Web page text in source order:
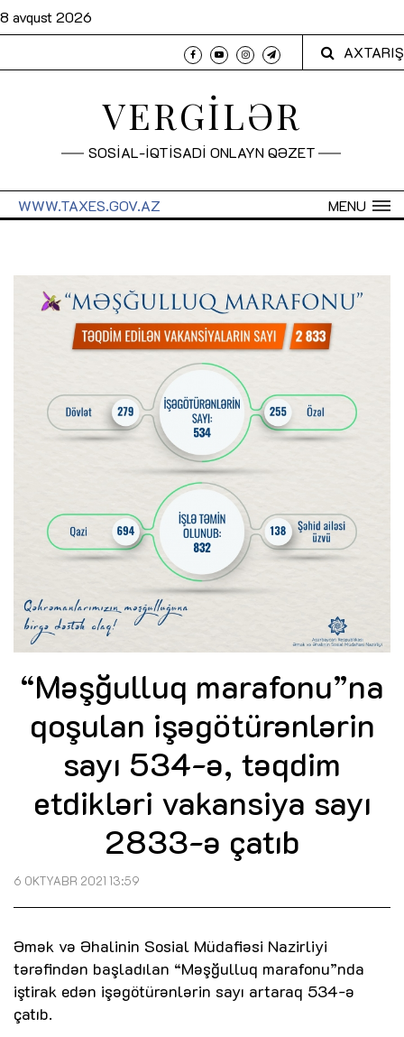
8 avqust 2026
AXTARIŞ
VERGİLƏR
SOSİAL-İQTİSADİ ONLAYN QƏZET
MENU
WWW.TAXES.GOV.AZ
“Məşğulluq marafonu”na
qoşulan işəgötürənlərin
sayı 534-ə, təqdim
etdikləri vakansiya sayı
2833-ə çatıb
6 OKTYABR 2021 13:59
Əmək və Əhalinin Sosial Müdafiəsi Nazirliyi
tərəfindən başladılan “Məşğulluq marafonu”nda
iştirak edən işəgötürənlərin sayı artaraq 534-ə
çatıb.